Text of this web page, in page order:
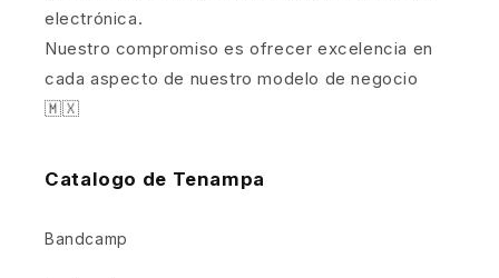
electrónica.
Nuestro compromiso es ofrecer excelencia en
cada aspecto de nuestro modelo de negocio
🇲🇽
Catalogo de Tenampa
Bandcamp